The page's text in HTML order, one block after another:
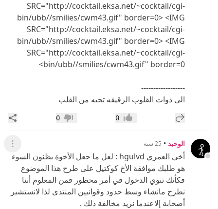
SRC="http://cocktail.eksa.net/~cocktail/cgi-
bin/ubb//smilies/cwm43.gif" border=0> <IMG
SRC="http://cocktail.eksa.net/~cocktail/cgi-
bin/ubb//smilies/cwm43.gif" border=0> <IMG
SRC="http://cocktail.eksa.net/~cocktail/cgi-
bin/ubb//smilies/cwm43.gif" border=0>
------------------
الى ذوات القلوب الرقيقه تحيه من القلب
إضافة رد جديد إعجاب0 عدم إعجاب
0
الوحيد • 25 سنة عرض
أخي العمري hgulvd : لعل ما جعل الأخوة يظنون السوء
هو طلبك موافقة الأخ كوكتيل على طرح هذا الموضوع
فكأنك تنوي الدخول في أمر محظور فمن المعلوم أننا
نطرح مانشاء وسط حدود وقوانيين المنتدى لذا لانستشير
أصحابة إلاعندما نريد مخالفة ذلك .